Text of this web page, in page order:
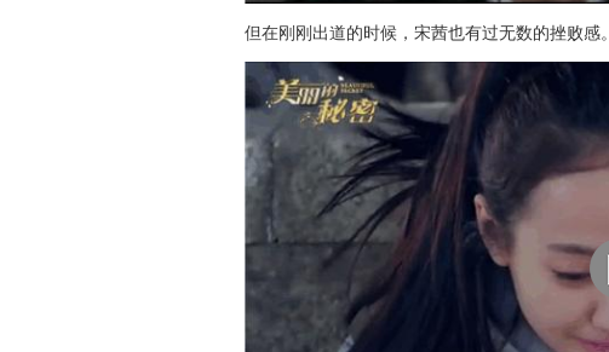
但在刚刚出道的时候，宋茜也有过无数的挫败感。